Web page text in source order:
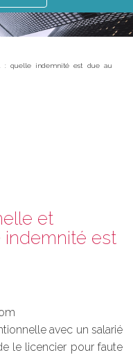
: quelle indemnité est due au
et
indemnité est
avec un salarié
le licencier pour faute